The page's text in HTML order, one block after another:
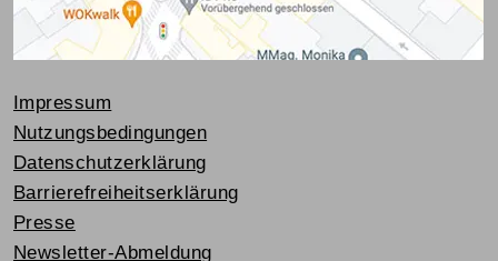
Impressum
Nutzungsbedingungen
Datenschutzerklärung
Barrierefreiheitserklärung
Presse
Newsletter-Abmeldung